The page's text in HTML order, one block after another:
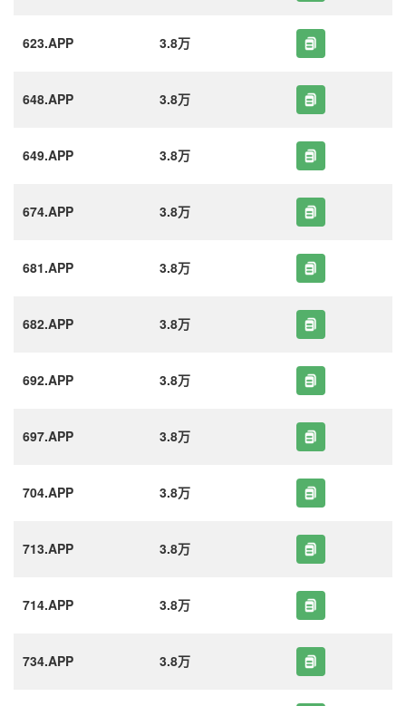
623.APP 3.8万
648.APP 3.8万
649.APP 3.8万
674.APP 3.8万
681.APP 3.8万
682.APP 3.8万
692.APP 3.8万
697.APP 3.8万
704.APP 3.8万
713.APP 3.8万
714.APP 3.8万
734.APP 3.8万